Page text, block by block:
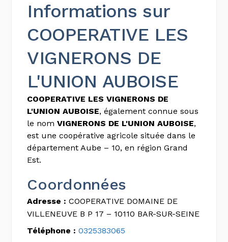
Informations sur
COOPERATIVE LES
VIGNERONS DE
L'UNION AUBOISE
COOPERATIVE LES VIGNERONS DE
L'UNION AUBOISE, également connue sous
le nomVIGNERONS DE L'UNION AUBOISE,
est une coopérative agricole située dans le
département Aube – 10, en région Grand
Est.
Coordonnées
Adresse : COOPERATIVE DOMAINE DE
VILLENEUVE B P 17 – 10110 BAR-SUR-SEINE
Téléphone : 0325383065